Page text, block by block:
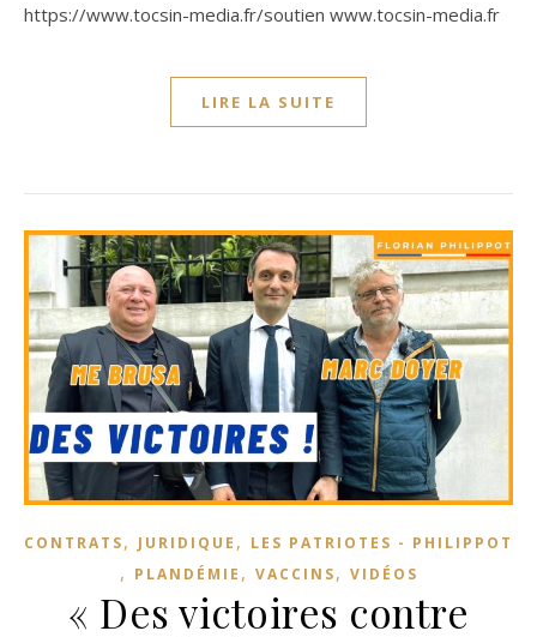
https://www.tocsin-media.fr/soutien www.tocsin-media.fr
LIRE LA SUITE
CONTRATS, JURIDIQUE , LES PATRIOTES - PHILIPPOT
, PLANDÉMIE , VACCINS, VIDÉOS
« Des victoires contre